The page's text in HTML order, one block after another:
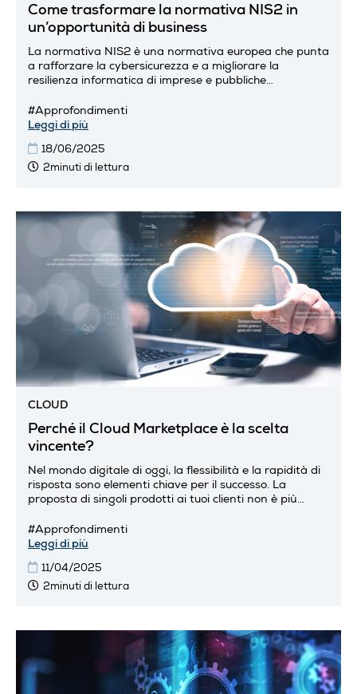
Come trasformare la normativa NIS2 in
un’opportunità di business
La normativa NIS2 è una normativa europea che punta
a rafforzare la cybersicurezza e a migliorare la
resilienza informatica di imprese e pubbliche
#Approfondimenti
Leggi di più
18/06/2025
2minuti di lettura
CLOUD
Perché il Cloud Marketplace è la scelta
vincente?
Nel mondo digitale di oggi, la flessibilità e la rapidità di
risposta sono elementi chiave per il successo. La
proposta di singoli prodotti ai tuoi clienti non è più
#Approfondimenti
Leggi di più
11/04/2025
2minuti di lettura